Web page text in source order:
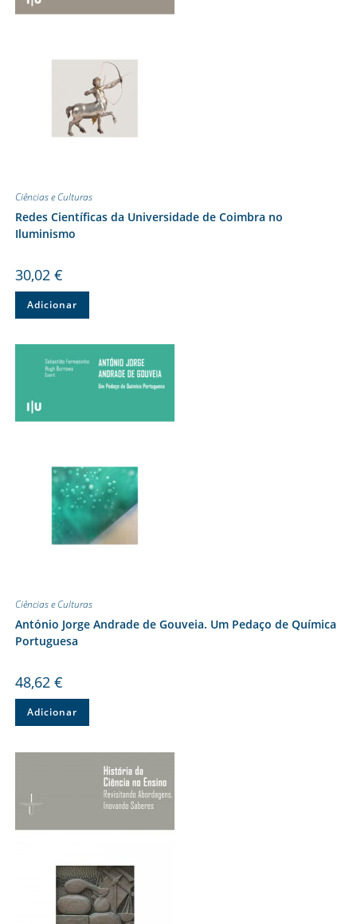
Ciências e Culturas
Redes Científicas da Universidade de Coimbra no
Iluminismo
30,02 €
Adicionar
Ciências e Culturas
António Jorge Andrade de Gouveia. Um Pedaço de Química
Portuguesa
48,62 €
Adicionar